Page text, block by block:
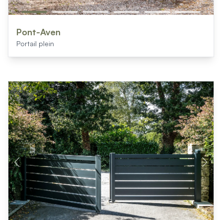
Pont-Aven
Portail plein